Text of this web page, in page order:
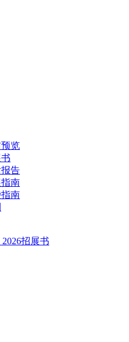
预览
报告
指南
指南
2026招展书